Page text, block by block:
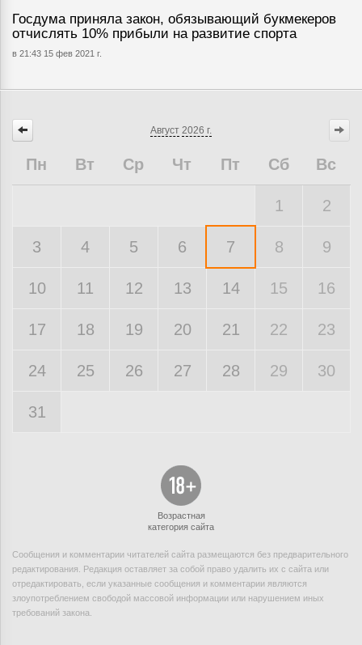
Госдума приняла закон, обязывающий букмекеров
отчислять 10% прибыли на развитие спорта
в 21:43 15 фев 2021 г.
Август 2026 г.
Пн Вт Ср Чт Пт Сб Вс
1 2
3 4 5 6 7 8 9
10 11 12 13 14 15 16
17 18 19 20 21 22 23
24 25 26 27 28 29 30
31
Возрастная
категория сайта
Сообщения и комментарии читателей сайта размещаются без предварительного
редактирования. Редакция оставляет за собой право удалить их с сайта или
отредактировать, если указанные сообщения и комментарии являются
злоупотреблением свободой массовой информации или нарушением иных
требований закона.